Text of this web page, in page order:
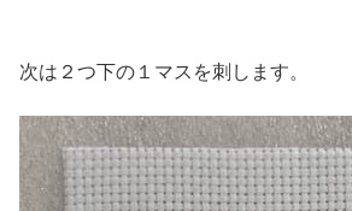
次は２つ下の１マスを刺します。